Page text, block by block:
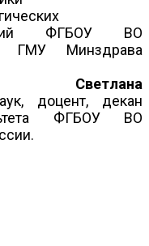
ФГБОУ ВО
ГМУ Минздрава
Светлана
доцент, декан
ФГБОУ ВО